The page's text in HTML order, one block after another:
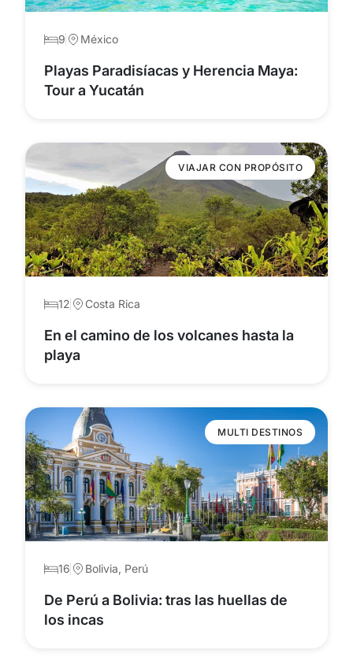
9 México
Playas Paradisíacas y Herencia Maya:
Tour a Yucatán
VIAJAR CON PROPÓSITO
12 Costa Rica
En el camino de los volcanes hasta la
playa
MULTI DESTINOS
16 Bolivia, Perú
De Perú a Bolivia: tras las huellas de
los incas